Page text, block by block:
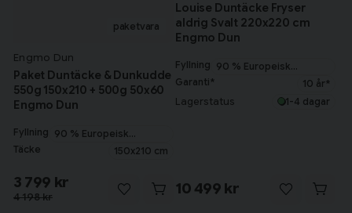
Engmo Dun
Paket Duntäcke & Dunkudde
550g 150x210 + 500g 50x60
Engmo Dun
Fyllning 90 % Europeisk
Täcke 150x210 cm
4 198 kr
3 799 kr
Louise Duntäcke Fryser
aldrig Svalt 220x220 cm
Engmo Dun
Fyllning 90 % Europeisk
Garanti* 10 år*
Lagerstatus 1-4 dagar
10 499 kr